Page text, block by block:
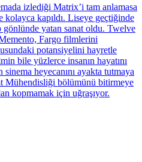
izlediği Matrix’i tam anlamasa
kolayca kapıldı. Liseye geçtiğinde
gönlünde yatan sanat oldu. Twelve
Fargo filmlerini
potansiyelini hayretle
bile yüzlerce insanın hayatını
heyecanını ayakta tutmaya
Mühendisliği bölümünü bitirmeye
kopmamak için uğraşıyor.